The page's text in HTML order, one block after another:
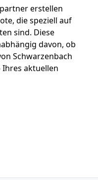
erstellen
die speziell auf
sind. Diese
davon, ob
Schwarzenbach
Ihres aktuellen